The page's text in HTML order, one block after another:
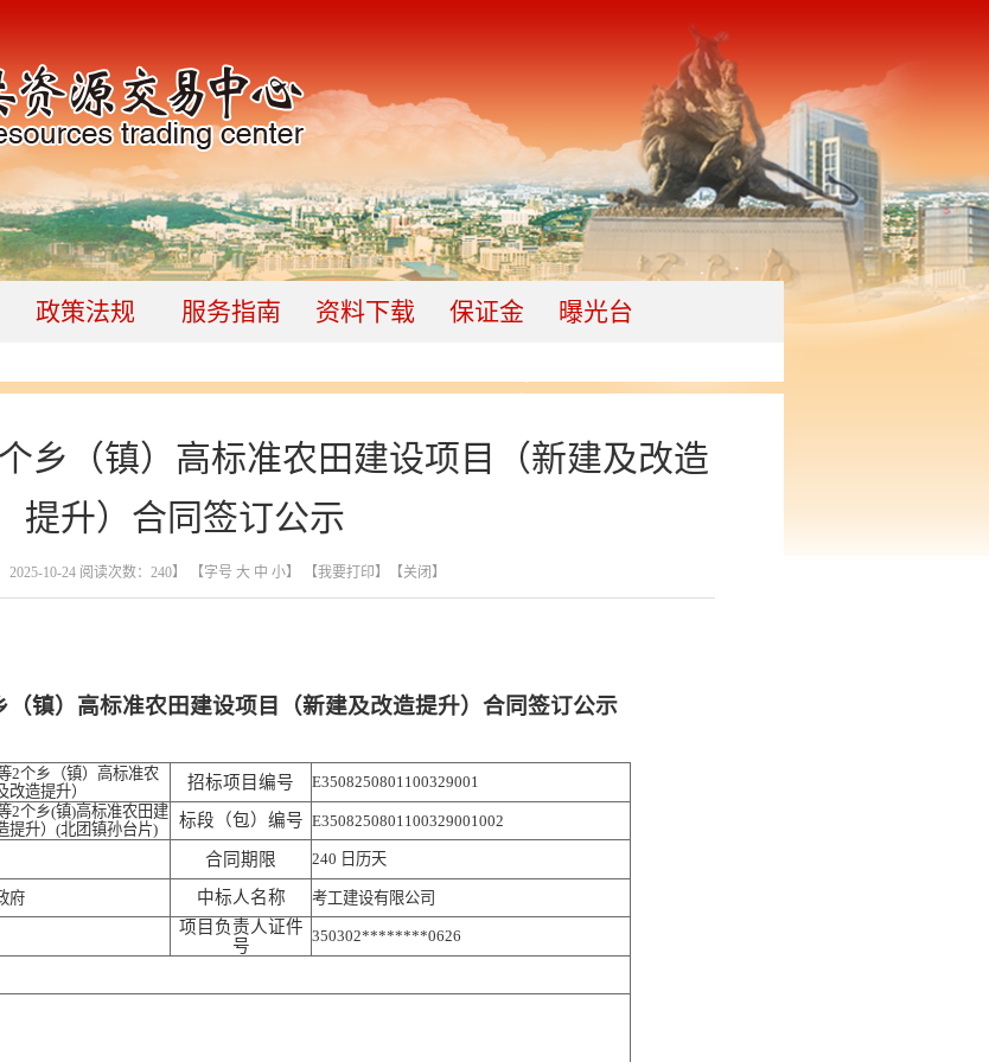
政策法规 服务指南 资料下载 保证金 曝光台
乡（镇）高标准农田建设项目（新建及改造
提升）合同签订公示
2025-10-24 阅读次数： 240】 【字号 大 中 小】 【我要打印】 【关闭】
（镇）高标准农田建设项目（新建及改造提升）合同签订公示
2个乡（镇）高标准农
改造提升）
招标项目编号 E3508250801100329001
2个乡(镇)高标准农田建
提升）(北团镇孙台片)
标段（包）编号 E3508250801100329001002
合同期限 240 日历天
府 中标人名称 考工建设有限公司
项目负责人证件
号
350302********0626